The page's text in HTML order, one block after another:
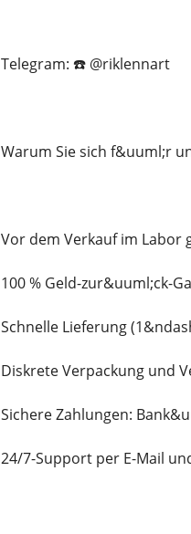
Telegram: ☎️ @riklennart
Warum Sie sich f&uuml;r
Vor dem Verkauf im Labor
100 % Geld-zur&uuml;ck-
Schnelle Lieferung
Diskrete Verpackung und
Sichere Zahlungen:
24/7-Support per E-Mail